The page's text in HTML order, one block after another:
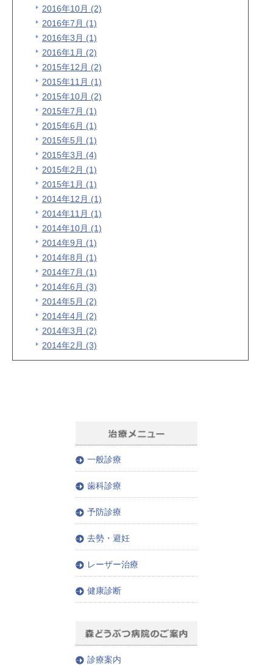
2016年10月 (2)
2016年7月 (1)
2016年3月 (1)
2016年1月 (2)
2015年12月 (2)
2015年11月 (1)
2015年10月 (2)
2015年7月 (1)
2015年6月 (1)
2015年5月 (1)
2015年3月 (4)
2015年2月 (1)
2015年1月 (1)
2014年12月 (1)
2014年11月 (1)
2014年10月 (1)
2014年9月 (1)
2014年8月 (1)
2014年7月 (1)
2014年6月 (3)
2014年5月 (2)
2014年4月 (2)
2014年3月 (2)
2014年2月 (3)
一般診療
歯科診療
予防診療
去勢・避妊
レーザー治療
健康診断
診療案内